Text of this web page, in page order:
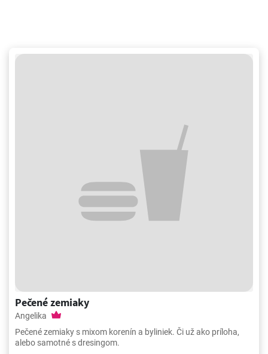
Pečené zemiaky
Angelika
Pečené zemiaky s mixom korenín a byliniek. Či už ako príloha,
alebo samotné s dresingom.